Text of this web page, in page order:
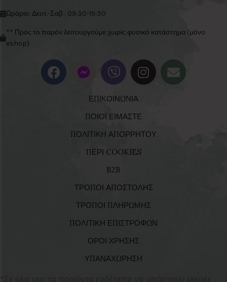
Ωράριο: Δευτ.-Σαβ : 09:30-19:30
** Προς το παρόν λειτουργούμε χωρίς φυσικό κατάστημα (μόνο
eshop)
ΕΠΙΚΟΙΝΩΝΙΑ
ΠΟΙΟΙ ΕΙΜΑΣΤΕ
ΠΟΛΙΤΙΚΗ ΑΠΟΡΡΗΤΟΥ
ΠΕΡΙ COOKIES
B2B
ΤΡΟΠΟΙ ΑΠΟΣΤΟΛΗΣ
ΤΡΟΠΟΙ ΠΛΗΡΩΜΗΣ
ΠΟΛΙΤΙΚΗ ΕΠΙΣΤΡΟΦΩΝ
ΟΡΟΙ ΧΡΗΣΗΣ
ΥΠΑΝΑΧΩΡΗΣΗ